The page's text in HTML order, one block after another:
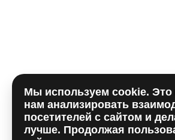
Отправляя форму, вы принимаете
использования сookieи даете
персональных данный
Мы используем cookie. Это
нам анализировать
посетителей с сайтом и
лучше. Продолжая